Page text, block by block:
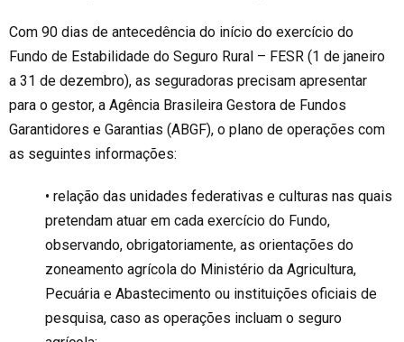
Com 90 dias de antecedência do início do exercício do
Fundo de Estabilidade do Seguro Rural – FESR (1 de janeiro
a 31 de dezembro), as seguradoras precisam apresentar
para o gestor, a Agência Brasileira Gestora de Fundos
Garantidores e Garantias (ABGF), o plano de operações com
as seguintes informações:
• relação das unidades federativas e culturas nas quais
pretendam atuar em cada exercício do Fundo,
observando, obrigatoriamente, as orientações do
zoneamento agrícola do Ministério da Agricultura,
Pecuária e Abastecimento ou instituições oficiais de
pesquisa, caso as operações incluam o seguro